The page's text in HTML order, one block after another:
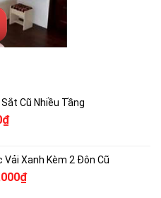
Cũ Nhiều Tầng
₫Giá
là:
750,000₫.
Vải Xanh Kèm 2 Đôn Cũ
₫Giá